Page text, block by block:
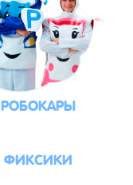
РОБОКАРЫ
ФИКСИКИ